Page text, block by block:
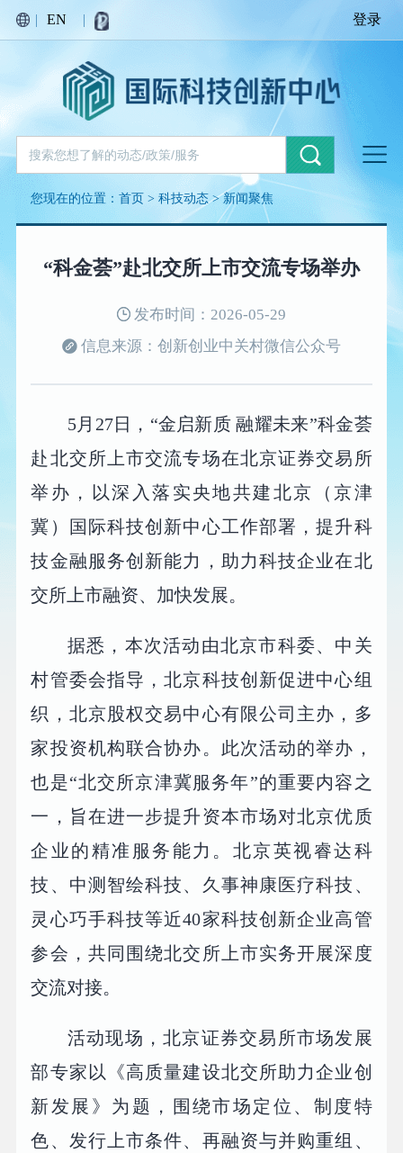
| EN | 登录
您现在的位置：首页 >科技动态>新闻聚焦
“科金荟”赴北交所上市交流专场举办
发布时间：2026-05-29
信息来源：创新创业中关村微信公众号
5月27日，“金启新质 融耀未来”科金荟
赴北交所上市交流专场在北京证券交易所
举办，以深入落实央地共建北京（京津
冀）国际科技创新中心工作部署，提升科
技金融服务创新能力，助力科技企业在北
交所上市融资、加快发展。
据悉，本次活动由北京市科委、中关
村管委会指导，北京科技创新促进中心组
织，北京股权交易中心有限公司主办，多
家投资机构联合协办。此次活动的举办，
也是“北交所京津冀服务年”的重要内容之
一，旨在进一步提升资本市场对北京优质
企业的精准服务能力。北京英视睿达科
技、中测智绘科技、久事神康医疗科技、
灵心巧手科技等近40家科技创新企业高管
参会，共同围绕北交所上市实务开展深度
交流对接。
活动现场，北京证券交易所市场发展
部专家以《高质量建设北交所助力企业创
新发展》为题，围绕市场定位、制度特
色、发行上市条件、再融资与并购重组、